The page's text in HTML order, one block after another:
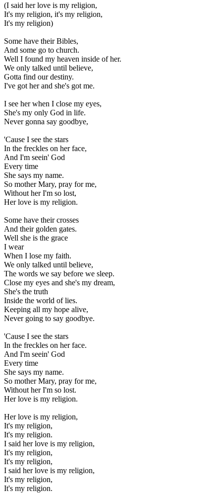
(I said her love is my religion,
It's my religion, it's my religion,
It's my religion)
Some have their Bibles,
And some go to church.
Well I found my heaven inside of her.
We only talked until believe,
Gotta find our destiny.
I've got her and she's got me.
I see her when I close my eyes,
She's my only God in life.
Never gonna say goodbye,
'Cause I see the stars
In the freckles on her face,
And I'm seein' God
Every time
She says my name.
So mother Mary, pray for me,
Without her I'm so lost,
Her love is my religion.
Some have their crosses
And their golden gates.
Well she is the grace
I wear
When I lose my faith.
We only talked until believe,
The words we say before we sleep.
Close my eyes and she's my dream,
She's the truth
Inside the world of lies.
Keeping all my hope alive,
Never going to say goodbye.
'Cause I see the stars
In the freckles on her face.
And I'm seein' God
Every time
She says my name.
So mother Mary, pray for me,
Without her I'm so lost.
Her love is my religion.
Her love is my religion,
It's my religion,
It's my religion.
I said her love is my religion,
It's my religion,
It's my religion,
I said her love is my religion,
It's my religion,
It's my religion.